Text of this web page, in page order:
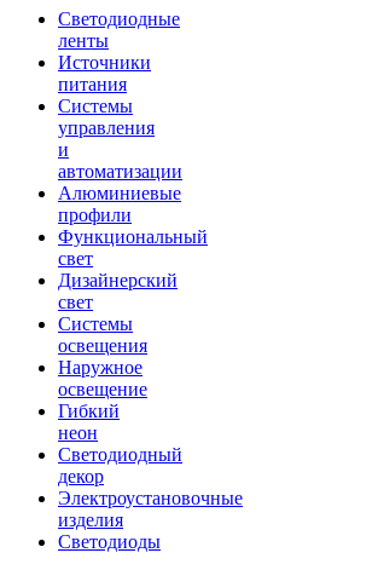
Светодиодные
ленты
Источники
питания
Системы
управления
и
автоматизации
Алюминиевые
профили
Функциональный
свет
Дизайнерский
свет
Системы
освещения
Наружное
освещение
Гибкий
неон
Светодиодный
декор
Электроустановочные
изделия
Светодиоды